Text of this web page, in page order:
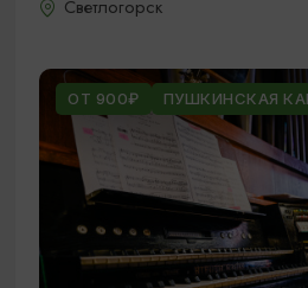
Светлогорск
ОТ 900₽ ПУШКИНСКАЯ